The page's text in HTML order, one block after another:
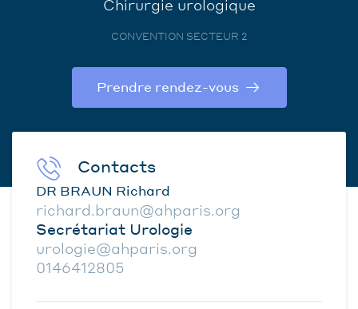
Chirurgie urologique
CONVENTION SECTEUR 2
Prendre rendez-vous
Contacts
DR BRAUN Richard
richard.braun@ahparis.org
Secrétariat Urologie
urologie@ahparis.org
0146412805